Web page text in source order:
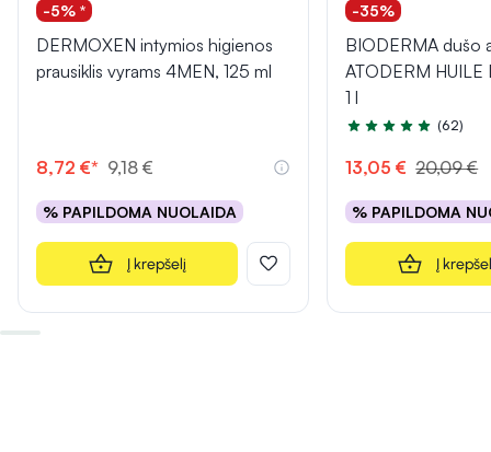
-5% *
DERMOXEN intymios higienos
prausiklis vyrams 4MEN, 125 ml
8,72 €* 9,18 €
% PAPILDOMA NUOLAIDA
Į krepšelį
-35%
BIODERMA dušo
ATODERM HUILE
1 l
Įvertinimas 5.0 iš 5
(62)
13,05 € 20,09 €
% PAPILDOMA
Į